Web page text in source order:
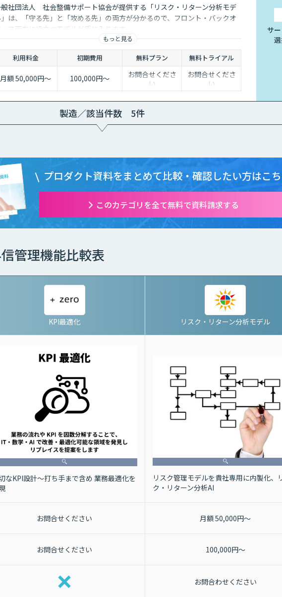
社団法人 社会整備サポート協会が提供する「リスク・リターン分析モデ
は、「守る先」と「攻める先」の両方が分かるので、フロント・バックオ
ィス両方に役立つモデルが手に入ります。
もっと見る
利用料金 初期費用 無料プラン 無料トライアル
月額 50,000円～ 100,000円～
お問合せくださ
い
お問合せくださ
い
サ
製造／該当件数 5件
プロダクト資料をまとめて比較・確認したい方はこ
このカテゴリを全て無料で資料請求する
管理機能比較表
KPI最適化 リスク・リターン分析モデル
なKPI設計～打ち手まで含め 業務最適化を
リスク管理モデルを貴社専用に内製化、
ク・リターン分析AI
お問合せください 月額 50,000円～
お問合せください 100,000円～
お問合わせください